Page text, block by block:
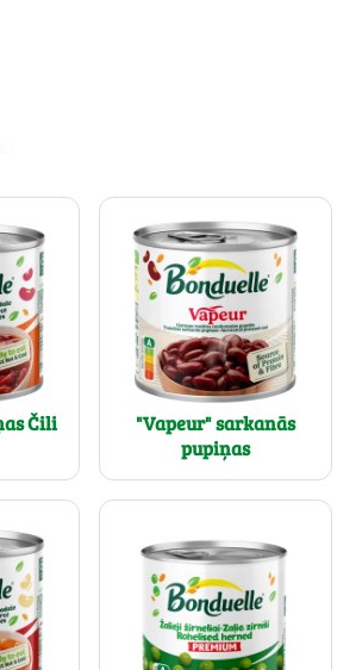
Čili
"Vapeur" sarkanās
pupiņas